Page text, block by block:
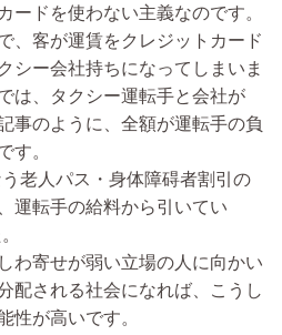
ードを使わない主義なのです。
、客が運賃をクレジットカード
シー会社持ちになってしまいま
は、タクシー運転手と会社が
事のように、全額が運転手の負
す。
老人パス・身体障碍者割引の
運転手の給料から引いてい
わ寄せが弱い立場の人に向かい
配される社会になれば、こうし
性が高いです。